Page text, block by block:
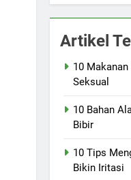
Artikel
10
Seksual
10 Bahan
Bibir
10 Tips
Bikin Iritasi